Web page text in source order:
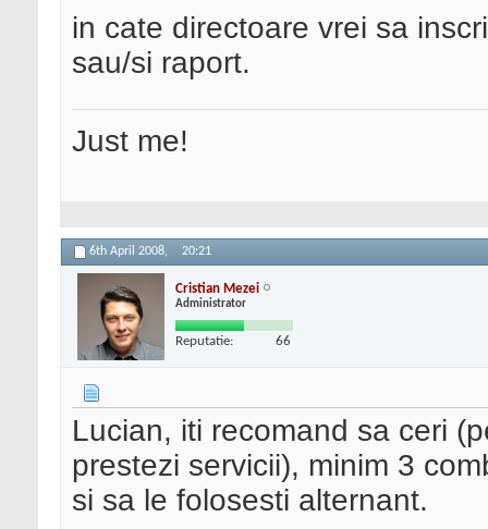
in cate directoare vrei sa
sau/si raport.
Just me!
6th April 2008, 20:21
Cristian Mezei
Administrator
Reputatie: 66
Lucian, iti recomand sa ceri
prestezi servicii), minim 3
si sa le folosesti alternant.